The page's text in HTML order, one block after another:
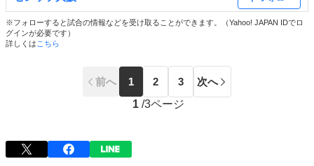
※フォローすると試合の情報などを受け取ることができます。（Yahoo! JAPAN IDでロ
グインが必要です）
詳しくは こちら
前へ 1 2 3
次へ
1 /3ページ